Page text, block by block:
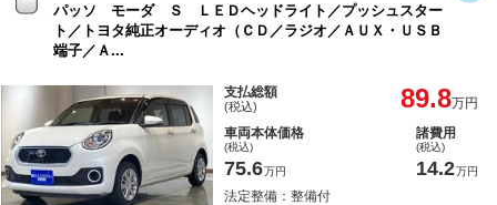
パッソ モーダ Ｓ ＬＥＤヘッドライト／プッシュスター
ト／トヨタ純正オーディオ（ＣＤ／ラジオ／ＡＵＸ・ＵＳＢ
端子／Ａ...
支払総額
(税込) 89.8万円
車両本体価格
(税込)
75.6万円
諸費用
(税込)
14.2万円
法定整備：整備付